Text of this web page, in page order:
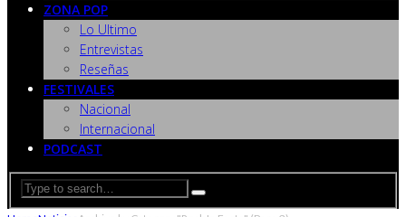
ZONA POP
Lo Ultimo
Entrevistas
Reseñas
FESTIVALES
Nacional
Internacional
PODCAST